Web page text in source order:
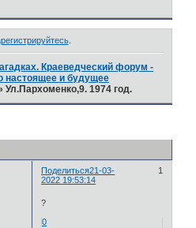
.
Краеведческий форум -
настоящее и будущее
Ул.Пархоменко,9. 1974 год.
Поделиться 1
21-03-
2022 19:53:14
?
0